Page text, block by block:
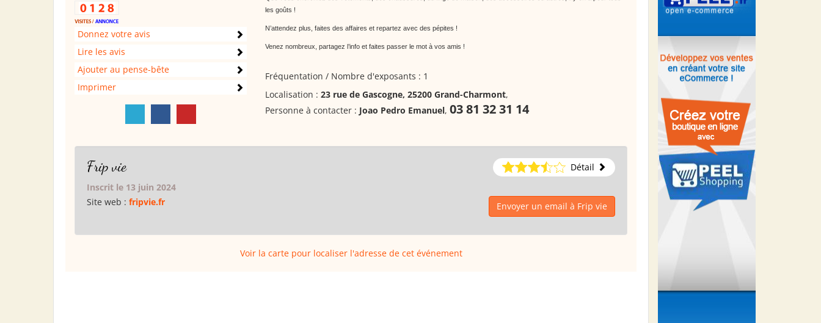
Donnez votre avis
Lire les avis
Ajouter au pense-bête
Imprimer
les goûts !
N’attendez plus, faites des affaires et repartez avec des pépites !
Venez nombreux, partagez l’info et faites passer le mot à vos amis !
Fréquentation / Nombre d'exposants : 1
Localisation : 23 rue de Gascogne, 25200 Grand-Charmont,
Personne à contacter : Joao Pedro Emanuel, 03 81 32 31 14
Frip vie
Détail
Inscrit le 13 juin 2024
Site web : fripvie.fr Envoyer un email à Frip vie
Voir la carte pour localiser l'adresse de cet événement